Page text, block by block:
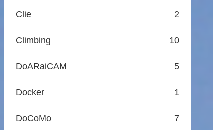
Clie 2
Climbing 10
DoARaiCAM 5
Docker 1
DoCoMo 7